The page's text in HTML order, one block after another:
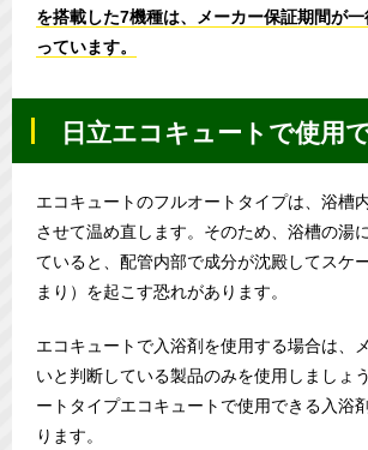
を搭載した7機種は、メーカー保証期間が
っています。
日立エコキュートで使用
エコキュートのフルオートタイプは、浴槽
させて温め直します。そのため、浴槽の湯
ていると、配管内部で成分が沈殿してスケ
まり）を起こす恐れがあります。
エコキュートで入浴剤を使用する場合は、
いと判断している製品のみを使用しましょ
ートタイプエコキュートで使用できる入浴
ります。